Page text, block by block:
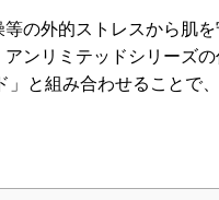
の外的ストレスから肌
アンリミテッドシリーズ
」と組み合わせることで